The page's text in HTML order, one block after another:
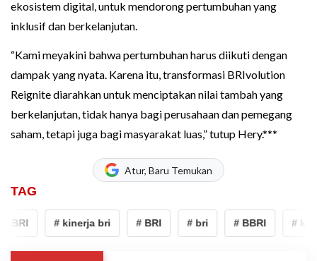
ekosistem digital, untuk mendorong pertumbuhan yang
inklusif dan berkelanjutan.
“Kami meyakini bahwa pertumbuhan harus diikuti dengan
dampak yang nyata. Karena itu, transformasi BRIvolution
Reignite diarahkan untuk menciptakan nilai tambah yang
berkelanjutan, tidak hanya bagi perusahaan dan pemegang
saham, tetapi juga bagi masyarakat luas,” tutup Hery.***
Atur, Baru Temukan
TAG
# kinerja bri # BRI # bri # BBRI #